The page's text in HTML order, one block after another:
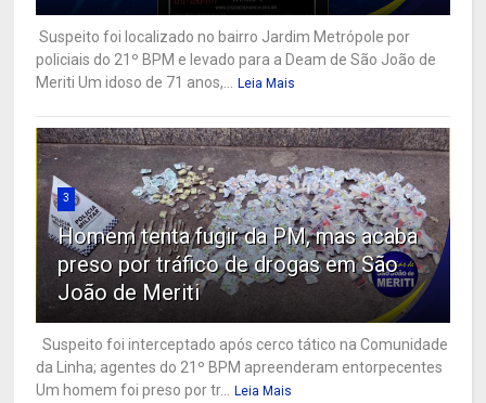
Suspeito foi localizado no bairro Jardim Metrópole por
policiais do 21º BPM e levado para a Deam de São João de
Meriti Um idoso de 71 anos,... Leia Mais
3
Homem tenta fugir da PM, mas acaba
preso por tráfico de drogas em São
João de Meriti
Suspeito foi interceptado após cerco tático na Comunidade
da Linha; agentes do 21º BPM apreenderam entorpecentes
Um homem foi preso por tr... Leia Mais